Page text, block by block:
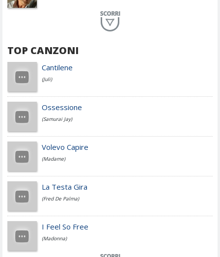
Achille Lauro
Cesare Cremonini
Jovanotti
Fedez
Simone Cristicchi
TOP CANZONI
Cantilene
(Juli)
Ossessione
(Samurai Jay)
Volevo Capire
(Madame)
La Testa Gira
(Fred De Palma)
I Feel So Free
(Madonna)